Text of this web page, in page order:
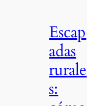
Escap
adas
rurale
s: